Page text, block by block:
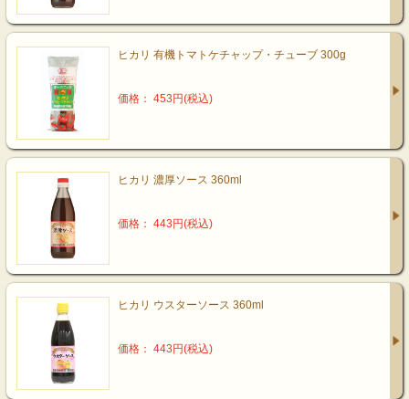
ヒカリ 有機トマトケチャップ・チューブ 300g
価格： 453円(税込)
ヒカリ 濃厚ソース 360ml
価格： 443円(税込)
ヒカリ ウスターソース 360ml
価格： 443円(税込)